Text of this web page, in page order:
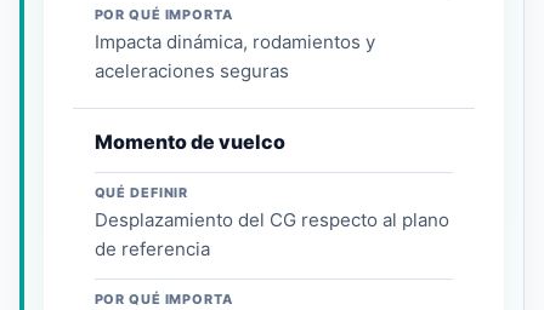
POR QUÉ IMPORTA
Impacta dinámica, rodamientos y
aceleraciones seguras
Momento de vuelco
QUÉ DEFINIR
Desplazamiento del CG respecto al plano
de referencia
POR QUÉ IMPORTA